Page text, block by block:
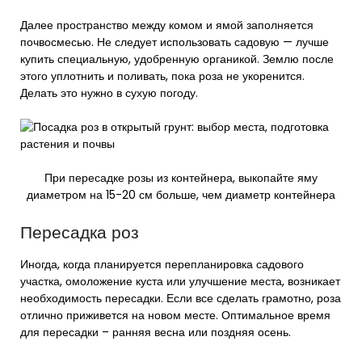
Далее пространство между комом и ямой заполняется
почвосмесью. Не следует использовать садовую — лучше
купить специальную, удобренную органикой. Землю после
этого уплотнить и поливать, пока роза не укоренится.
Делать это нужно в сухую погоду.
При пересадке розы из контейнера, выкопайте яму
диаметром на 15-20 см больше, чем диаметр контейнера
Пересадка роз
Иногда, когда планируется перепланировка садового
участка, омоложение куста или улучшение места, возникает
необходимость пересадки. Если все сделать грамотно, роза
отлично приживется на новом месте. Оптимальное время
для пересадки – ранняя весна или поздняя осень.